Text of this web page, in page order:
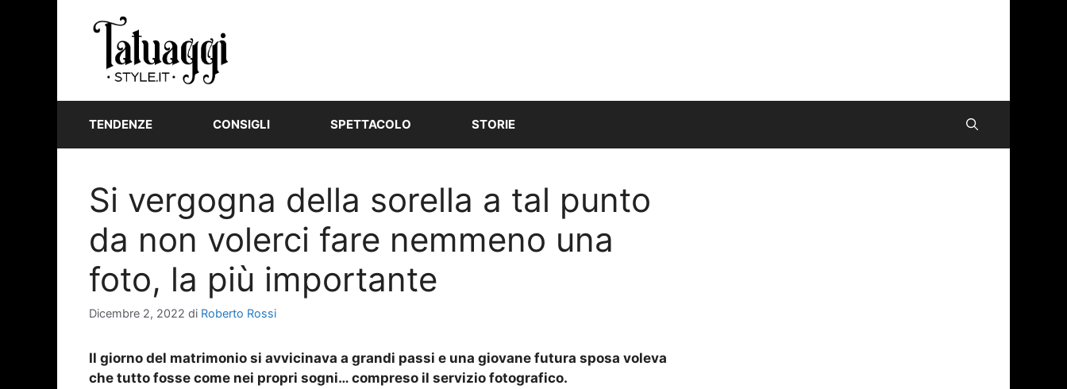
TENDENZE CONSIGLI SPETTACOLO STORIE
Si vergogna della sorella a tal punto
da non volerci fare nemmeno una
foto, la più importante
Dicembre 2, 2022 di Roberto Rossi
Il giorno del matrimonio si avvicinava a grandi passi e una giovane futura sposa voleva
che tutto fosse come nei propri sogni… compreso il servizio fotografico.